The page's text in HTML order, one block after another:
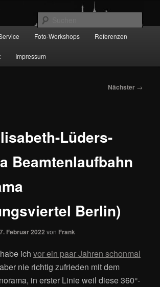
Hauptstadt!
Foto-Workshops Referenzen
Impressum
Nächster →
Lüders-
Beamtenlaufbahn
Berlin)
Februar 2022 von Frank
ichvor ein paar Jahren schonmal
nie richtig zufrieden mit dem
in erster Linie weil diese 360°-